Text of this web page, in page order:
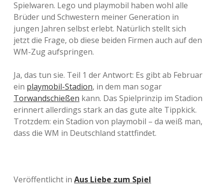
Spielwaren. Lego und playmobil haben wohl alle
Brüder und Schwestern meiner Generation in
jungen Jahren selbst erlebt. Natürlich stellt sich
jetzt die Frage, ob diese beiden Firmen auch auf den
WM-Zug aufspringen.
Ja, das tun sie. Teil 1 der Antwort: Es gibt ab Februar
ein playmobil-Stadion, in dem man sogar
Torwandschießen kann. Das Spielprinzip im Stadion
erinnert allerdings stark an das gute alte Tippkick.
Trotzdem: ein Stadion von playmobil – da weiß man,
dass die WM in Deutschland stattfindet.
Veröffentlicht in Aus Liebe zum Spiel